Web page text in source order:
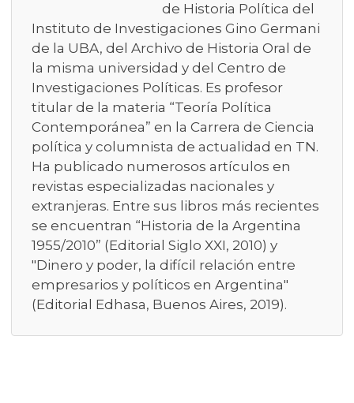
de Historia Política del
Instituto de Investigaciones Gino Germani
de la UBA, del Archivo de Historia Oral de
la misma universidad y del Centro de
Investigaciones Políticas. Es profesor
titular de la materia “Teoría Política
Contemporánea” en la Carrera de Ciencia
política y columnista de actualidad en TN.
Ha publicado numerosos artículos en
revistas especializadas nacionales y
extranjeras. Entre sus libros más recientes
se encuentran “Historia de la Argentina
1955/2010” (Editorial Siglo XXI, 2010) y
"Dinero y poder, la difícil relación entre
empresarios y políticos en Argentina"
(Editorial Edhasa, Buenos Aires, 2019).